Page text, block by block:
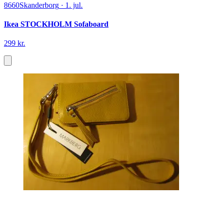
8660Skanderborg · 1. jul.
Ikea STOCKHOLM Sofaboard
299 kr.